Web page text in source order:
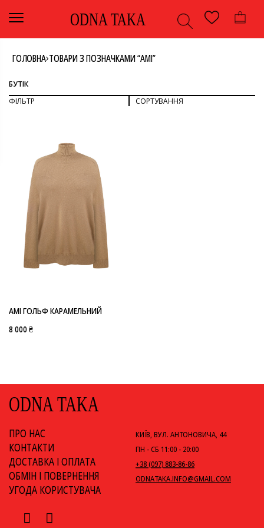
ODNA TAKA
ГОЛОВНА›ТОВАРИ З ПОЗНАЧКАМИ “AMI”
БУТІК
ФІЛЬТР
СОРТУВАННЯ
ДИВИТИСЯ ВСЕ
ВЕРХ
ГОЛЬФ
ОДЯГ
КОЛІР
КЕМЕЛ
РОЗМІР
БРЕНД
СОРТУВАТИ ЗА ЦІНОЮ: ВІД НИЖЧОЇ ДО ВИЩОЇ
СОРТУВАТИ ЗА ЦІНОЮ: ВІД ВИЩОЇ ДО НИЖЧОЇ
AMI ГОЛЬФ КАРАМЕЛЬНИЙ
8 000 ₴
ODNA TAKA
ПРО НАС
КОНТАКТИ
ДОСТАВКА І ОПЛАТА
ОБМІН І ПОВЕРНЕННЯ
УГОДА КОРИСТУВАЧА
КИЇВ, ВУЛ. АНТОНОВИЧА, 44
ПН - СБ 11:00 - 20:00
+38 (097) 883-86-86
ODNATAKA.INFO@GMAIL.COM